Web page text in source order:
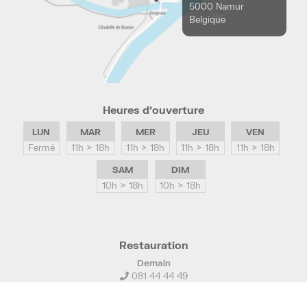
5000 Namur
Belgique
Heures d’ouverture
LUN
Fermé
MAR
11h > 18h
MER
11h > 18h
JEU
11h > 18h
VEN
11h > 18h
SAM
10h > 18h
DIM
10h > 18h
Restauration
Demain
081 44 44 49